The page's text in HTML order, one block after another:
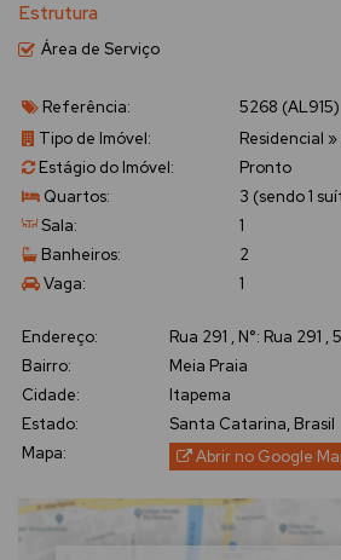
Estrutura
Área de Serviço
Referência: 5268 (AL915)
Tipo de Imóvel:
Residencial »
Estágio do Imóvel:
Pronto
Quartos:
3 (sendo 1
Sala:
1
Banheiros:
2
Vaga:
1
Endereço: Rua 291 , N°: Rua 291 ,
Bairro:
Meia Praia
Cidade:
Itapema
Estado:
Santa Catarina, Brasil
Mapa:
Abrir no Google